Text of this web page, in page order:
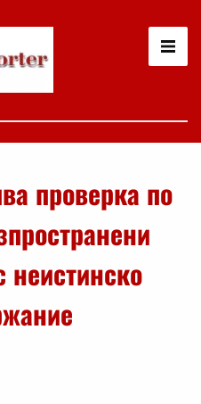
проверка по